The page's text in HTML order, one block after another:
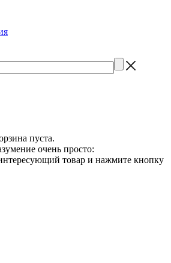
пуста.
очень просто:
товар и нажмите кнопку